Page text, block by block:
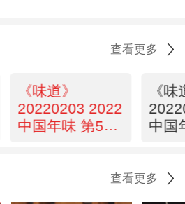
查看更多
《味道》
20220203 2022
中国年味 第5集
《
中国
查看更多